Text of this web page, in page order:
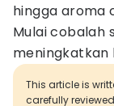
hingga aroma
Mulai cobalah
meningkatkan
This article is
carefully